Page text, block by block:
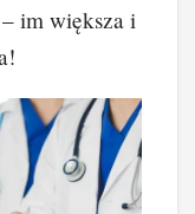
im większa i